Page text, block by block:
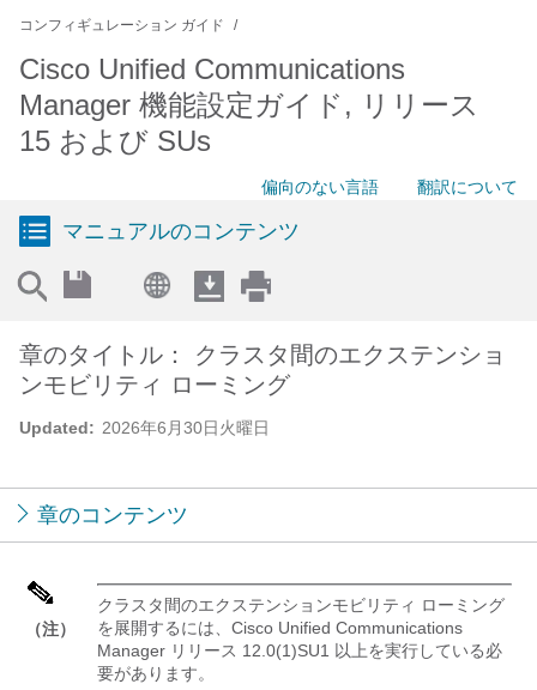
コンフィギュレーション ガイド
Cisco Unified Communications
Manager 機能設定ガイド, リリース
15 および SUs
偏向のない言語 翻訳について
マニュアルのコンテンツ
Updated: 2026年6月30日火曜日
章のタイトル： クラスタ間のエクステンショ
ンモビリティ ローミング
章のコンテンツ
（注）
クラスタ間のエクステンションモビリティ ローミング
を展開するには、Cisco Unified Communications
Manager リリース 12.0(1)SU1 以上を実行している必
要があります。